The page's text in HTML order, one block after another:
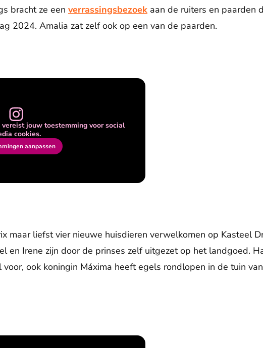
bracht ze een verrassingsbezoek aan de ruiters en paarden
2024. Amalia zat zelf ook op een van de paarden.
jouw toestemming voor social
cookies.
aanpassen
maar liefst vier nieuwe huisdieren verwelkomen op Kasteel
en Irene zijn door de prinses zelf uitgezet op het landgoed.
voor, ook koningin Máxima heeft egels rondlopen in de tuin